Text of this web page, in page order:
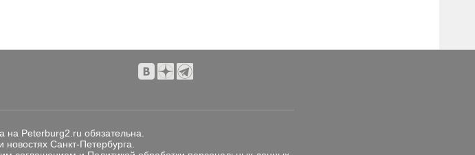
Peterburg2.ru обязательна.
Санкт-Петербурга.